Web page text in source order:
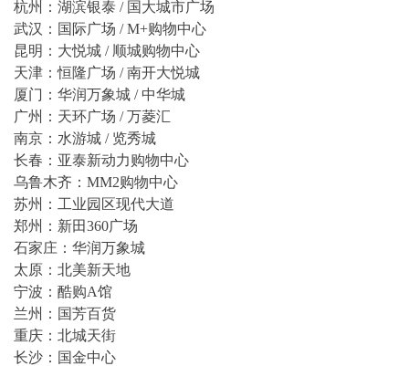
杭州：湖滨银泰 / 国大城市广场
武汉：国际广场 / M+购物中心
昆明：大悦城 / 顺城购物中心
天津：恒隆广场 / 南开大悦城
厦门：华润万象城 / 中华城
广州：天环广场 / 万菱汇
南京：水游城 / 览秀城
长春：亚泰新动力购物中心
乌鲁木齐：MM2购物中心
苏州：工业园区现代大道
郑州：新田360广场
石家庄：华润万象城
太原：北美新天地
宁波：酷购A馆
兰州：国芳百货
重庆：北城天街
长沙：国金中心